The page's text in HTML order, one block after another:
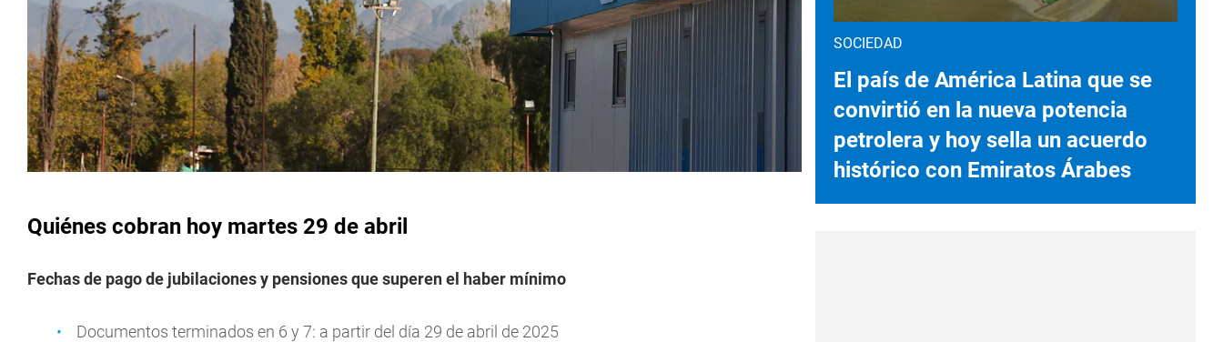
Quiénes cobran hoy martes 29 de abril
Fechas de pago de jubilaciones y pensiones que superen el haber mínimo
Documentos terminados en 6 y 7: a partir del día 29 de abril de 2025
SOCIEDAD
El país de América Latina que se
convirtió en la nueva potencia
petrolera y hoy sella un acuerdo
histórico con Emiratos Árabes